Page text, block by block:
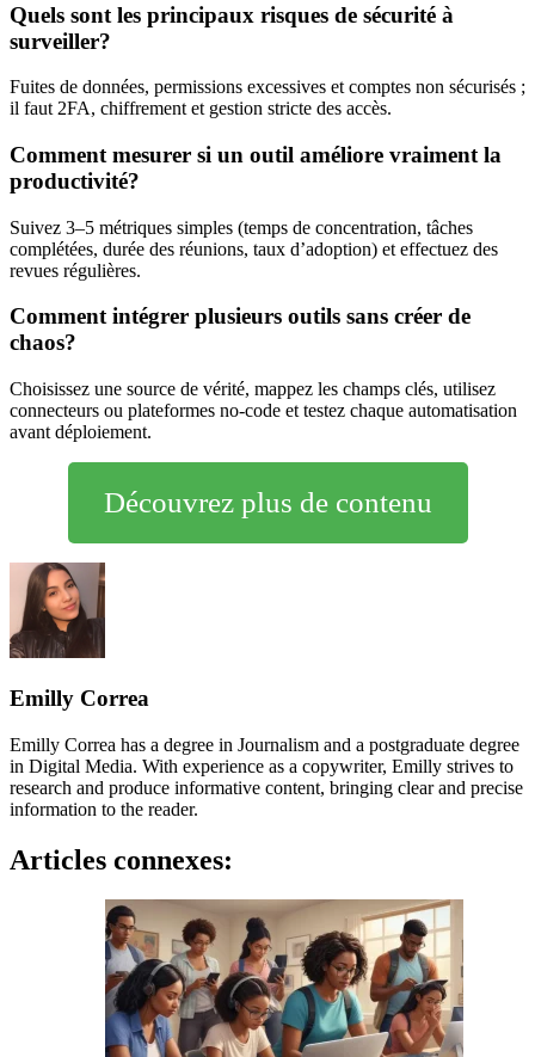
Quels sont les principaux risques de sécurité à
surveiller?
Fuites de données, permissions excessives et comptes non sécurisés ;
il faut 2FA, chiffrement et gestion stricte des accès.
Comment mesurer si un outil améliore vraiment la
productivité?
Suivez 3–5 métriques simples (temps de concentration, tâches
complétées, durée des réunions, taux d’adoption) et effectuez des
revues régulières.
Comment intégrer plusieurs outils sans créer de
chaos?
Choisissez une source de vérité, mappez les champs clés, utilisez
connecteurs ou plateformes no-code et testez chaque automatisation
avant déploiement.
Découvrez plus de contenu
Emilly Correa
Emilly Correa has a degree in Journalism and a postgraduate degree
in Digital Media. With experience as a copywriter, Emilly strives to
research and produce informative content, bringing clear and precise
information to the reader.
Articles connexes: